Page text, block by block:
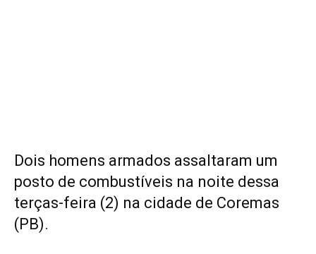
Dois homens armados assaltaram um
posto de combustíveis na noite dessa
terças-feira (2) na cidade de Coremas
(PB).